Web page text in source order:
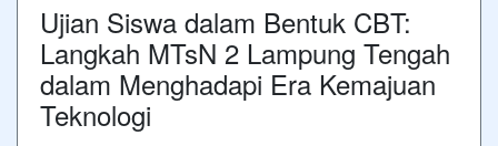
Ujian Siswa dalam Bentuk CBT:
Langkah MTsN 2 Lampung Tengah
dalam Menghadapi Era Kemajuan
Teknologi